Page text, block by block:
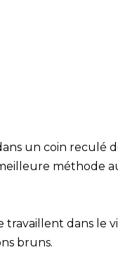
un coin reculé
méthode
travaillent dans le
bruns.